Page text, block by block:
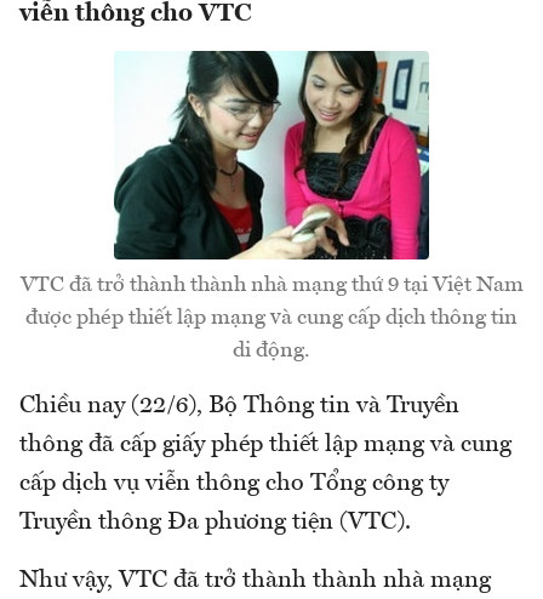
viễn thông cho VTC
VTC đã trở thành thành nhà mạng thứ 9 tại Việt Nam
được phép thiết lập mạng và cung cấp dịch thông tin
di động.
Chiều nay (22/6), Bộ Thông tin và Truyền
thông đã cấp giấy phép thiết lập mạng và cung
cấp dịch vụ viễn thông cho Tổng công ty
Truyền thông Đa phương tiện (VTC).
Như vậy, VTC đã trở thành thành nhà mạng